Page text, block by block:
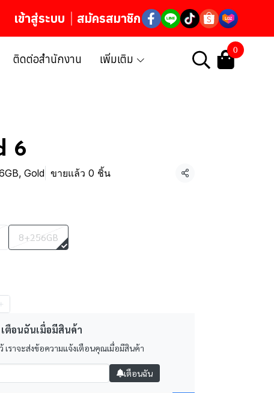
เข้าสู่ระบบ สมัครสมาชิก
ติดต่อสำนักงาน เพิ่มเติม
0
6
Gold ขายแล้ว 0 ชิ้น แชร์
8+256GB
เตือนฉันเมื่อมีสินค้า
เราจะส่งข้อความแจ้งเตือนคุณเมื่อมีสินค้า
เตือนฉัน